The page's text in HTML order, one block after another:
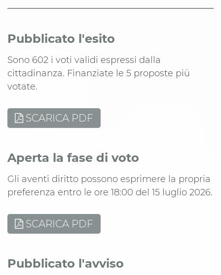
Pubblicato l'esito
Sono 602 i voti validi espressi dalla
cittadinanza. Finanziate le 5 proposte più
votate.
SCARICA PDF
Aperta la fase di voto
Gli aventi diritto possono esprimere la propria
preferenza entro le ore 18:00 del 15 luglio 2026.
SCARICA PDF
Pubblicato l'avviso